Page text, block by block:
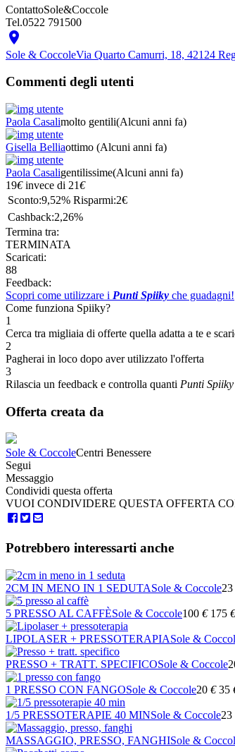
ContattoSole&Coccole
Tel.0522 791500

Sole & CoccoleVia Quarto Camurri, 18, 42124
Commenti degli utenti
Paola Casalimolto gentili(Alcuni anni fa)
Gisella Belliaottimo (Alcuni anni fa)
Paola Casaligentilissime(Alcuni anni fa)
19€ invece di 21€
Sconto:9,52% Risparmi:2€
Cashback:2,26%
Termina tra:
TERMINATA
Scaricati:
88
Feedback:
Scopri come utilizzare i Punti Spiiky che guadagni!
Come funziona Spiiky?
1
Cerca tra migliaia di offerte quella adatta a te e
2
Pagherai in loco dopo aver utilizzato l'offerta
3
Rilascia un feedback e controlla quanti Punti Spiiky
Offerta creata da
Sole & CoccoleCentri Benessere
Segui
Messaggio
Condividi questa offerta
VUOI CONDIVIDERE QUESTA OFFERTA
Potrebbero interessarti anche
2CM IN MENO IN 1 SEDUTASole & Coccole23
5 PRESSO AL CAFFÈSole & Coccole100 € 175 €
LIPOLASER + PRESSOTERAPIASole &
PRESSO + TRATT. SPECIFICOSole & Coccole
1 PRESSO CON FANGOSole & Coccole20 € 35
1/5 PRESSOTERAPIE 40 MINSole & Coccole23
MASSAGGIO, PRESSO, FANGHISole &